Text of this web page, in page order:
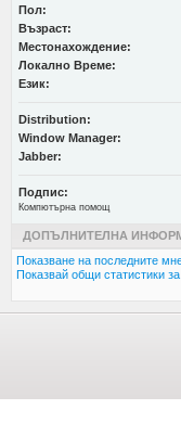
Пол:
Възраст:
Местонахождение:
Локално Време:
Език:
Distribution:
Window Manager:
Jabber:
Подпис:
Компютърна помощ
ДОПЪЛНИТЕЛНА
Показване на последните
Показвай общи статистики за